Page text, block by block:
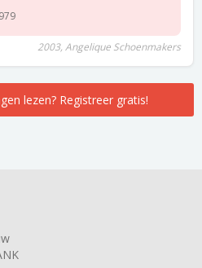
2003, Angelique Schoenmakers
lezen? Registreer gratis!